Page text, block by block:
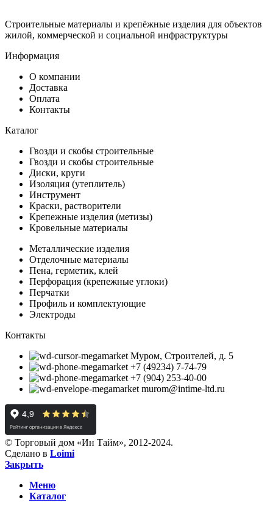
Строительные материалы и крепёжные изделия для объектов
жилой, коммерческой и социальной инфраструктуры
Информация
О компании
Доставка
Оплата
Контакты
Каталог
Гвозди и скобы строительные
Гвозди и скобы строительные
Диски, круги
Изоляция (утеплитель)
Инструмент
Краски, растворители
Крепежные изделия (метизы)
Кровельные материалы
Металлические изделия
Отделочные материалы
Пена, герметик, клей
Перфорация (крепежные углоки)
Перчатки
Профиль и комплектующие
Электроды
Контакты
Муром, Строителей, д. 5
+7 (49234) 7-74-79
+7 (904) 253-40-00
murom@intime-ltd.ru
© Торговый дом «Ин Тайм», 2012-2024.
Сделано в Loimi
Закрыть
Меню
Каталог